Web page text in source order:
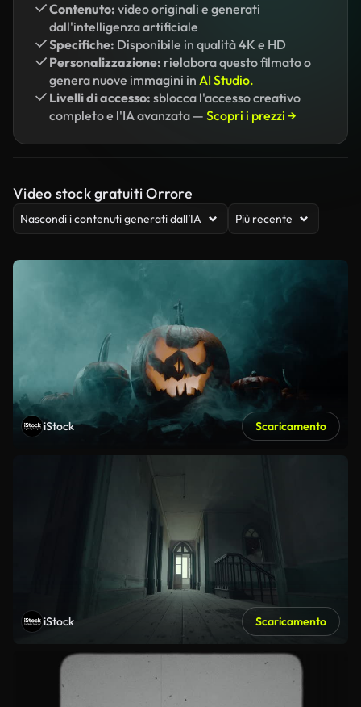
Contenuto: video originali e generati
dall'intelligenza artificiale
Specifiche: Disponibile in qualità 4K e HD
Personalizzazione: rielabora questo filmato o
genera nuove immagini in AI Studio.
Livelli di accesso: sblocca l'accesso creativo
completo e l'IA avanzata — Scopri i prezzi →
Video stock gratuiti Orrore
Nascondi i contenuti generati dall’IA Più recente
iStock Scaricamento
iStock Scaricamento